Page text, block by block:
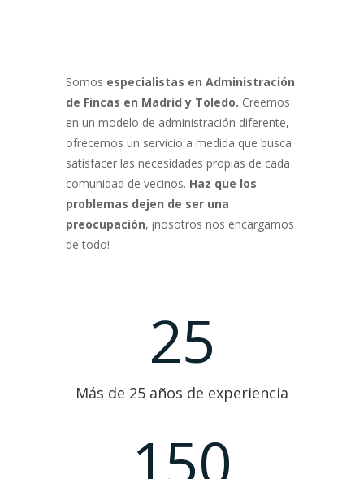
Somos especialistas en Administración
de Fincas en Madrid y Toledo. Creemos
en un modelo de administración diferente,
ofrecemos un servicio a medida que busca
satisfacer las necesidades propias de cada
comunidad de vecinos. Haz que los
problemas dejen de ser una
preocupación, ¡nosotros nos encargamos
de todo!
25
Más de 25 años de experiencia
150